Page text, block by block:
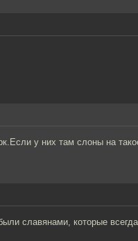
у них там слоны на
славянами, которые